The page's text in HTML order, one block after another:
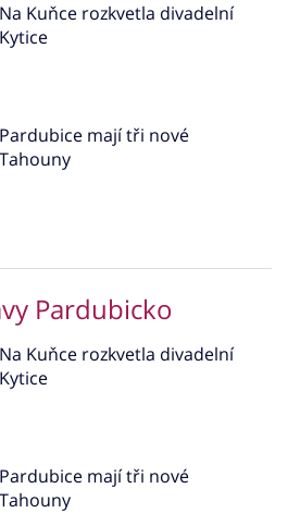
Na Kuňce rozkvetla divadelní
Kytice
Pardubice mají tři nové
Tahouny
Pardubicko
Na Kuňce rozkvetla divadelní
Kytice
Pardubice mají tři nové
Tahouny